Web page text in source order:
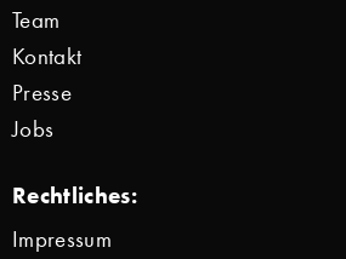
Team
Kontakt
Presse
Jobs
Rechtliches:
Impressum